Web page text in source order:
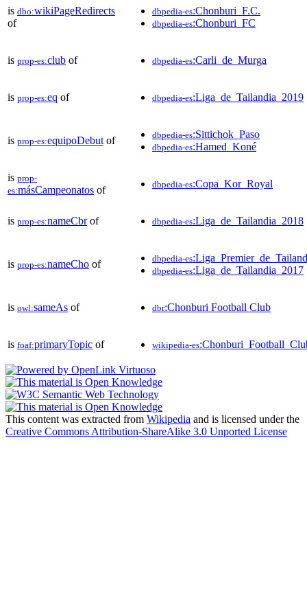
is dbo:wikiPageRedirects
of
dbpedia-es:Chonburi_F.C.
dbpedia-es:Chonburi_FC
is prop-es:club of dbpedia-es:Carli_de_Murga
is prop-es:eq of dbpedia-es:Liga_de_Tailandia_2019
is prop-es:equipoDebut of dbpedia-es:Sittichok_Paso
dbpedia-es:Hamed_Koné
is prop-
es:másCampeonatos of dbpedia-es:Copa_Kor_Royal
is prop-es:nameCbrof dbpedia-es:Liga_de_Tailandia_2018
is prop-es:nameCho of dbpedia-es
dbpedia-es:Liga_de_Tailandia_2017
is owl:sameAs of dbr:Chonburi Football Club
is foaf:primaryTopic of wikipedia-es
This content was extracted from Wikipedia and is licensed under the
Creative Commons Attribution-ShareAlike 3.0 Unported License